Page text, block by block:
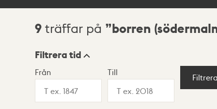
Sökresultat
9 träffar på borren
Visningsläge
Filtrera tid
Från Till